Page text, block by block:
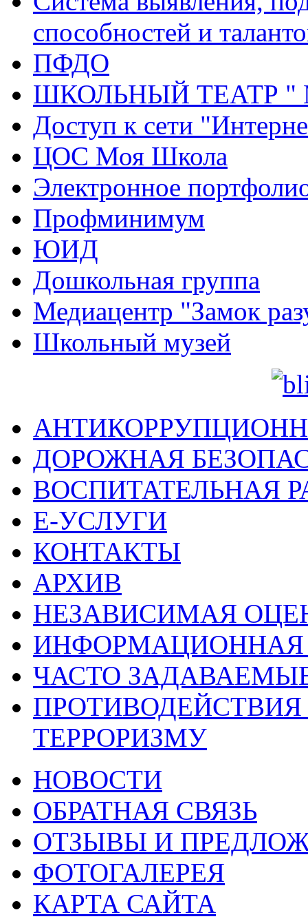
способностей и
ПФДО
ШКОЛЬНЫЙ ТЕАТР
Доступ к сети
ЦОС Моя Школа
Электронное
Профминимум
ЮИД
Дошкольная группа
Медиацентр "Замок
Школьный музей
ДОРОЖНАЯ
ВОСПИТАТЕЛЬНАЯ
Е-УСЛУГИ
КОНТАКТЫ
АРХИВ
НЕЗАВИСИМАЯ
ИНФОРМАЦИОННАЯ
ЧАСТО
ТЕРРОРИЗМУ
НОВОСТИ
ОБРАТНАЯ СВЯЗЬ
ОТЗЫВЫ И
ФОТОГАЛЕРЕЯ
КАРТА САЙТА